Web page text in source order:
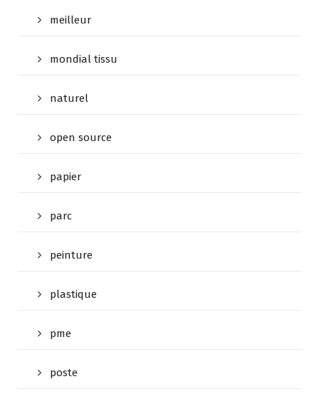
meilleur
mondial tissu
naturel
open source
papier
parc
peinture
plastique
pme
poste